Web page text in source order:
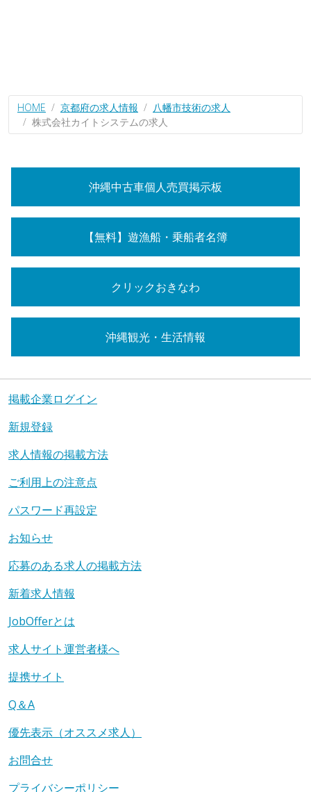
HOME 京都府の求人情報
八幡市技術の求人
株式会社カイトシステムの求人
沖縄中古車個人売買掲示板
【無料】遊漁船・乗船者名簿
クリックおきなわ
沖縄観光・生活情報
掲載企業ログイン
新規登録
求人情報の掲載方法
ご利用上の注意点
パスワード再設定
お知らせ
応募のある求人の掲載方法
新着求人情報
JobOfferとは
求人サイト運営者様へ
提携サイト
Q＆A
優先表示（オススメ求人）
お問合せ
プライバシーポリシー